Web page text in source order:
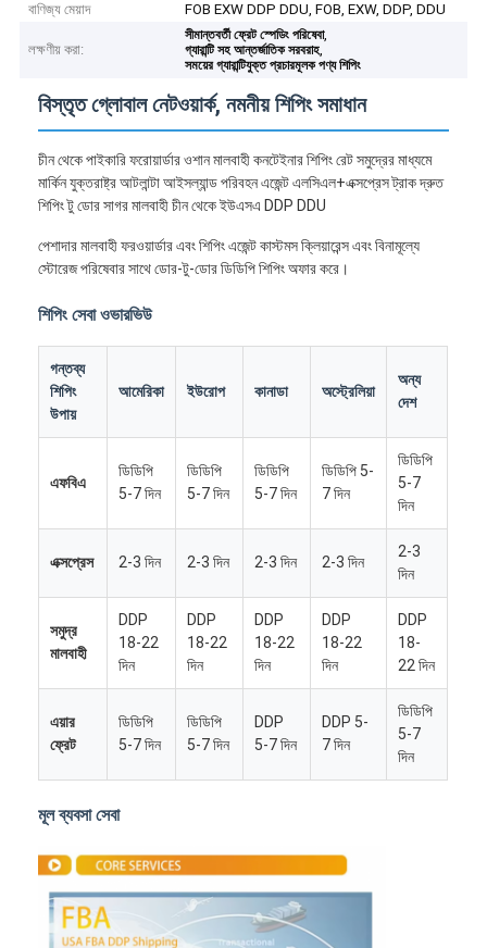
বাণিজ্য মেয়াদ
FOB EXW DDP DDU, FOB, EXW, DDP, DDU
লক্ষণীয় করা:
সীমান্তবর্তী ফ্রেট স্পেডিং পরিষেবা,
গ্যারান্টি সহ আন্তর্জাতিক সরবরাহ,
সময়ের গ্যারান্টিযুক্ত প্রচারমূলক পণ্য শিপিং
বিস্তৃত গ্লোবাল নেটওয়ার্ক, নমনীয় শিপিং সমাধান
চীন থেকে পাইকারি ফরোয়ার্ডার ওশান মালবাহী কনটেইনার শিপিং রেট সমুদ্রের মাধ্যমে
মার্কিন যুক্তরাষ্ট্র আটলান্টা আইসল্যান্ড পরিবহন এজেন্ট এলসিএল+এক্সপ্রেস ট্রাক দ্রুত
শিপিং টু ডোর সাগর মালবাহী চীন থেকে ইউএসএ DDP DDU
পেশাদার মালবাহী ফরওয়ার্ডার এবং শিপিং এজেন্ট কাস্টমস ক্লিয়ারেন্স এবং বিনামূল্যে
স্টোরেজ পরিষেবার সাথে ডোর-টু-ডোর ডিডিপি শিপিং অফার করে।
শিপিং সেবা ওভারভিউ
গন্তব্য
শিপিং
উপায়
আমেরিকা ইউরোপ কানাডা অস্ট্রেলিয়া
অন্য
দেশ
এফবিএ
ডিডিপি
5-7 দিন
ডিডিপি
5-7 দিন
ডিডিপি
5-7 দিন
ডিডিপি 5-
7 দিন
ডিডিপি
5-7
দিন
এক্সপ্রেস 2-3 দিন 2-3 দিন 2-3 দিন 2-3 দিন
2-3
দিন
সমুদ্র
মালবাহী
DDP
18-22
দিন
DDP
18-22
দিন
DDP
18-22
দিন
DDP
18-22
দিন
DDP
18-
22 দিন
এয়ার
ফ্রেট
ডিডিপি
5-7 দিন
ডিডিপি
5-7 দিন
DDP
5-7 দিন
DDP 5-
7 দিন
ডিডিপি
5-7
দিন
মূল ব্যবসা সেবা